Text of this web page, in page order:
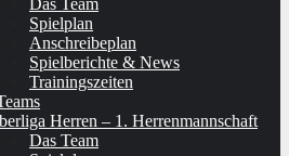
Das Team
Spielplan
Anschreibeplan
Spielberichte & News
Trainingszeiten
Herren – 1. Herrenmannschaft
Das Team